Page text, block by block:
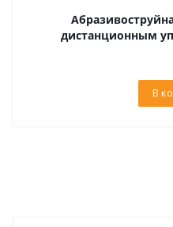
дистанционным
В